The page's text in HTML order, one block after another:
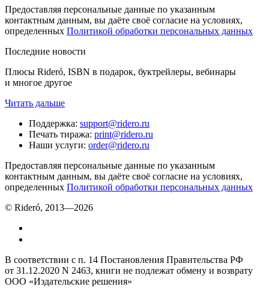
Предоставляя персональные данные по указанным
контактным данным, вы даёте своё согласие на условиях,
определенных Политикой обработки персональных данных
Последние новости
Плюсы Rideró, ISBN в подарок, буктрейлеры, вебинары
и многое другое
Читать дальше
Поддержка: support@ridero.ru
Печать тиража: print@ridero.ru
Наши услуги: order@ridero.ru
Предоставляя персональные данные по указанным
контактным данным, вы даёте своё согласие на условиях,
определенных Политикой обработки персональных данных
© Rideró, 2013—2026
В соответствии с п. 14 Постановления Правительства РФ
от 31.12.2020 N 2463, книги не подлежат обмену и возврату
ООО «Издательские решения»